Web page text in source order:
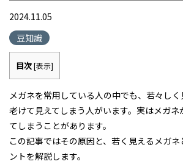
2024.11.05
豆知識
目次[表示]
メガネを常用している人の中でも、若々し
老けて見えてしまう人がいます。実はメガ
てしまうことがあります。
この記事ではその原因と、若く見えるメガ
ントを解説します。